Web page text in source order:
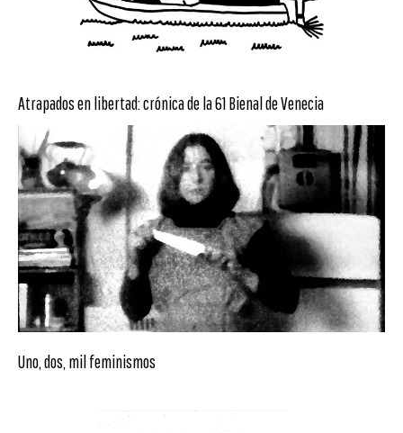
Atrapados en libertad: crónica de la 61 Bienal de Venecia
Uno, dos, mil feminismos